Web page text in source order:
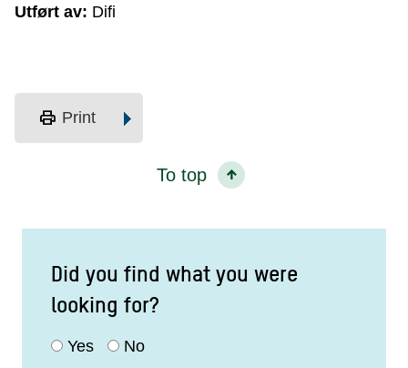
Utført av: Difi
print Print
To top
Did you find what you were
looking for?
Yes No